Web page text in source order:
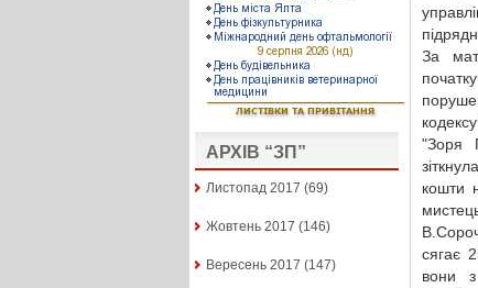
АРХІВ “ЗП”
Листопад 2017 (69)
Жовтень 2017 (146)
Вересень 2017 (147)
За
"Зоря
кошти
сягає
вони